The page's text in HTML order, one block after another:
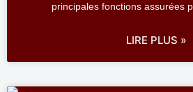
principales fonctions assurées
LIRE PLUS »